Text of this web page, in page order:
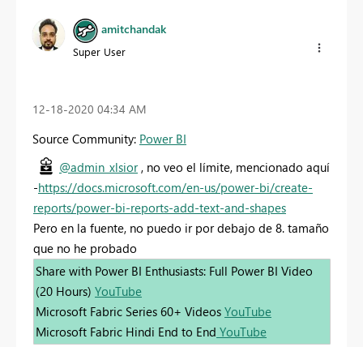
amitchandak
Super User
‎12-18-2020 04:34 AM
Source Community: Power BI
@admin_xlsior, no veo el límite, mencionado aquí
-https://docs.microsoft.com/en-us/power-bi/create-
reports/power-bi-reports-add-text-and-shapes
Pero en la fuente, no puedo ir por debajo de 8. tamaño
que no he probado
Share with Power BI Enthusiasts: Full Power BI Video
(20 Hours) YouTube
Microsoft Fabric Series 60+ Videos YouTube
Microsoft Fabric Hindi End to End YouTube